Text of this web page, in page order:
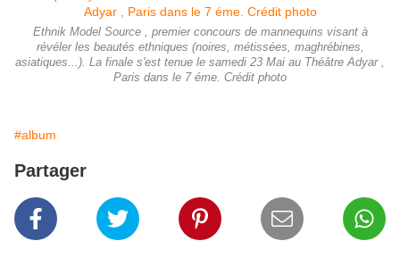
Ethnik Model Source , premier concours de mannequins visant à
révéler les beautés ethniques (noires, métissées, maghrébines,
asiatiques...). La finale s'est tenue le samedi 23 Mai au Théâtre Adyar ,
Paris dans le 7 éme. Crédit photo
#album
Partager